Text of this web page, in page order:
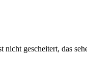
nicht gescheitert, das